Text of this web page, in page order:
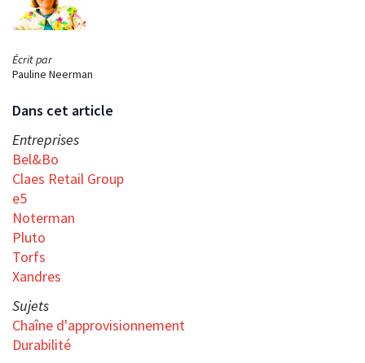
Écrit par
Pauline Neerman
Dans cet article
Entreprises
Bel&Bo
Claes Retail Group
e5
Noterman
Pluto
Torfs
Xandres
Sujets
Chaîne d'approvisionnement
Durabilité